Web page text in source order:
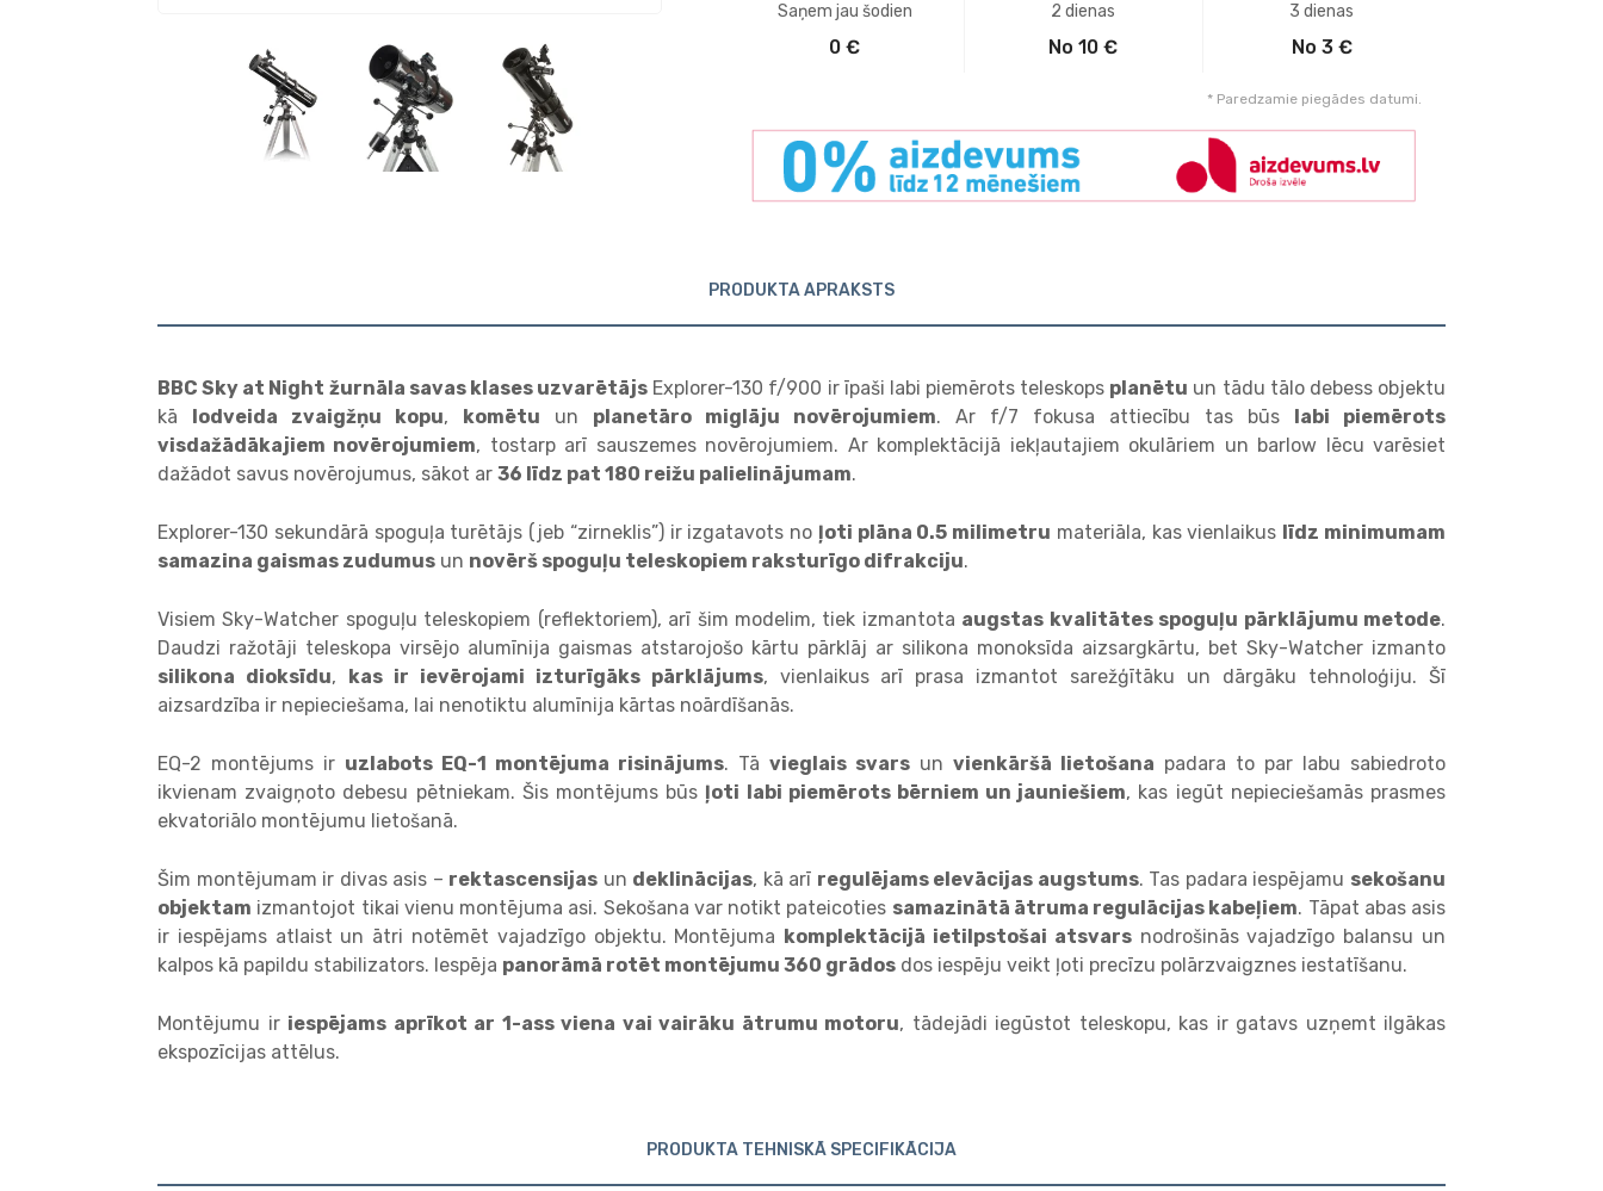
Saņem jau šodien
0 €
2 dienas
No 10 €
3 dienas
No 3 €
* Paredzamie piegādes datumi.
PRODUKTA APRAKSTS
BBC Sky at Night žurnāla savas klases uzvarētājs Explorer-130 f/900 ir īpaši labi piemērots teleskops planētu un tādu tālo debess objektu
kā lodveida zvaigžņu kopu, komētu un planetāro miglāju novērojumiem. Ar f/7 fokusa attiecību tas būs labi piemērots
visdažādākajiem novērojumiem, tostarp arī sauszemes novērojumiem. Ar komplektācijā iekļautajiem okulāriem un barlow lēcu varēsiet
dažādot savus novērojumus, sākot ar 36 līdz pat 180 reižu palielinājumam.
Explorer-130 sekundārā spoguļa turētājs (jeb “zirneklis”) ir izgatavots no ļoti plāna 0.5 milimetru materiāla, kas vienlaikus līdz minimumam
samazina gaismas zudumus un novērš spoguļu teleskopiem raksturīgo difrakciju.
Visiem Sky-Watcher spoguļu teleskopiem (reflektoriem), arī šim modelim, tiek izmantota augstas kvalitātes spoguļu pārklājumu metode.
Daudzi ražotāji teleskopa virsējo alumīnija gaismas atstarojošo kārtu pārklāj ar silikona monoksīda aizsargkārtu, bet Sky-Watcher izmanto
silikona dioksīdu, kas ir ievērojami izturīgāks pārklājums, vienlaikus arī prasa izmantot sarežģītāku un dārgāku tehnoloģiju. Šī
aizsardzība ir nepieciešama, lai nenotiktu alumīnija kārtas noārdīšanās.
EQ-2 montējums ir uzlabots EQ-1 montējuma risinājums. Tā vieglais svars un vienkāršā lietošana padara to par labu sabiedroto
ikvienam zvaigņoto debesu pētniekam. Šis montējums būs ļoti labi piemērots bērniem un jauniešiem, kas iegūt nepieciešamās prasmes
ekvatoriālo montējumu lietošanā.
Šim montējumam ir divas asis – rektascensijas un deklinācijas, kā arī regulējams elevācijas augstums. Tas padara iespējamu sekošanu
objektam izmantojot tikai vienu montējuma asi. Sekošana var notikt pateicoties samazinātā ātruma regulācijas kabeļiem. Tāpat abas asis
ir iespējams atlaist un ātri notēmēt vajadzīgo objektu. Montējuma komplektācijā ietilpstošai atsvarsnodrošinās vajadzīgo balansu un
kalpos kā papildu stabilizators. Iespēja panorāmā rotēt montējumu 360 grādos dos iespēju veikt ļoti precīzu polārzvaigznes iestatīšanu.
Montējumu ir iespējams aprīkot ar 1-ass viena vai vairāku ātrumu motoru, tādejādi iegūstot teleskopu, kas ir gatavs uzņemt ilgākas
ekspozīcijas attēlus.
PRODUKTA TEHNISKĀ SPECIFIKĀCIJA